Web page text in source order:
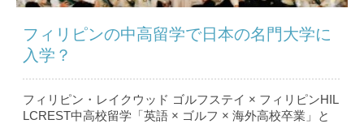
フィリピンの中高留学で日本の名門大学に
入学？
フィリピン・レイクウッド ゴルフステイ × フィリピンHIL
LCREST中高校留学「英語 × ゴルフ × 海外高校卒業」と